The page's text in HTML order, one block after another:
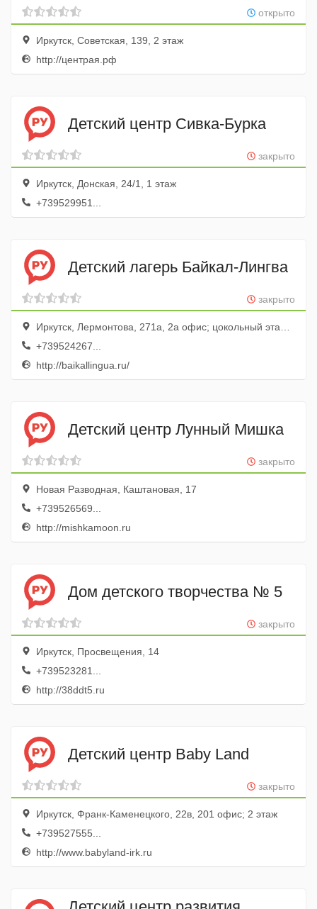
открыто
Иркутск, Советская, 139, 2 этаж
http://центрая.рф
Детский центр Сивка-Бурка
закрыто
Иркутск, Донская, 24/1, 1 этаж
+739529951...
Детский лагерь Байкал-Лингва
закрыто
Иркутск, Лермонтова, 271а, 2а офис; цокольный этаж; Местоположение: озеро Байкал
+739524267...
http://baikallingua.ru/
Детский центр Лунный Мишка
закрыто
Новая Разводная, Каштановая, 17
+739526569...
http://mishkamoon.ru
Дом детского творчества № 5
закрыто
Иркутск, Просвещения, 14
+739523281...
http://38ddt5.ru
Детский центр Baby Land
закрыто
Иркутск, Франк-Каменецкого, 22в, 201 офис; 2 этаж
+739527555...
http://www.babyland-irk.ru